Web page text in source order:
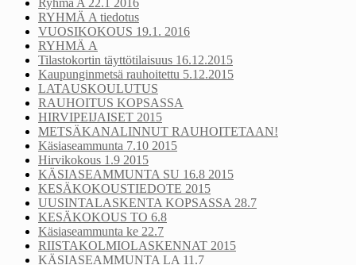
RYHMÄ A tiedotus
VUOSIKOKOUS 19.1. 2016
RYHMÄ A
Tilastokortin täyttötilaisuus 16.12.2015
Kaupunginmetsä rauhoitettu 5.12.2015
LATAUSKOULUTUS
RAUHOITUS KOPSASSA
HIRVIPEIJAISET 2015
METSÄKANALINNUT RAUHOITETAAN!
Käsiaseammunta 7.10 2015
Hirvikokous 1.9 2015
KÄSIASEAMMUNTA SU 16.8 2015
KESÄKOKOUSTIEDOTE 2015
UUSINTALASKENTA KOPSASSA 28.7
KESÄKOKOUS TO 6.8
Käsiaseammunta ke 22.7
RIISTAKOLMIOLASKENNAT 2015
KÄSIASEAMMUNTA LA 11.7